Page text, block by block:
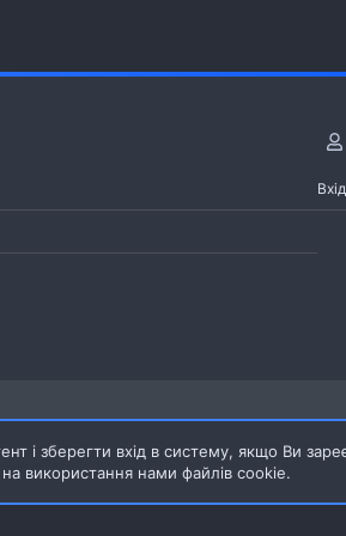
Вхід
Зворотній зв'язок
і зберегти вхід в систему, якщо Ви
використання нами файлів cookie.